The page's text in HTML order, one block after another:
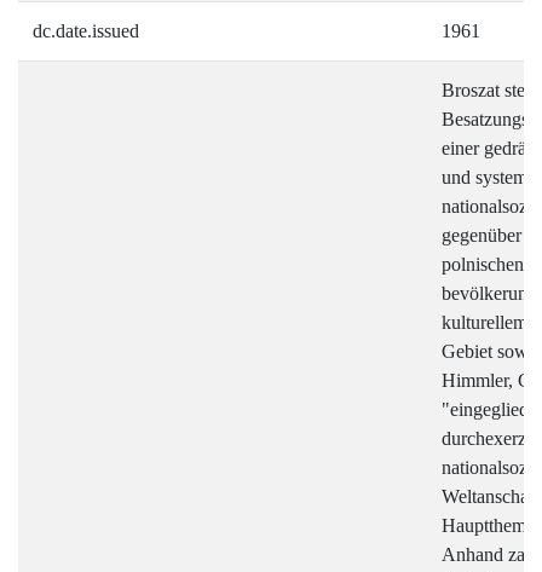
dc.date.issued 1961
Broszat
einer
und
gegenüber
polnischen
kulturellem
Gebiet
Himmler,
Hauptthema
Anhand